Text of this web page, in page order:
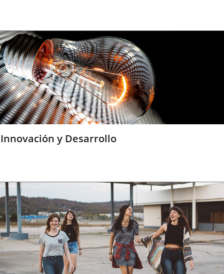
Innovación y Desarrollo